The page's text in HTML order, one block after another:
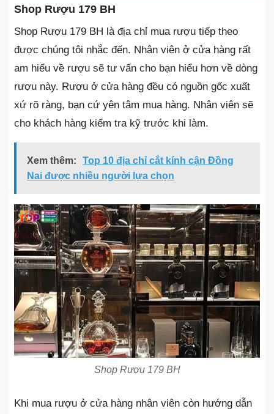
Shop Rượu 179 BH
Shop Rượu 179 BH là địa chỉ mua rượu tiếp theo
được chúng tôi nhắc đến. Nhân viên ở cửa hàng rất
am hiểu về rượu sẽ tư vấn cho bạn hiểu hơn về dòng
rượu này. Rượu ở cửa hàng đều có nguồn gốc xuất
xứ rõ ràng, bạn cứ yên tâm mua hàng. Nhân viên sẽ
cho khách hàng kiểm tra kỹ trước khi làm.
Xem thêm:
Top 10 địa chỉ cắt kính cận Đồng
Nai được nhiều người lựa chọn
Shop Rượu 179 BH
Khi mua rượu ở cửa hàng nhân viên còn hướng dẫn